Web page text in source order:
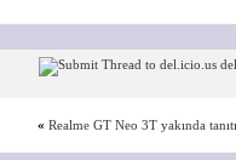
« Realme GT Neo 3T yakında